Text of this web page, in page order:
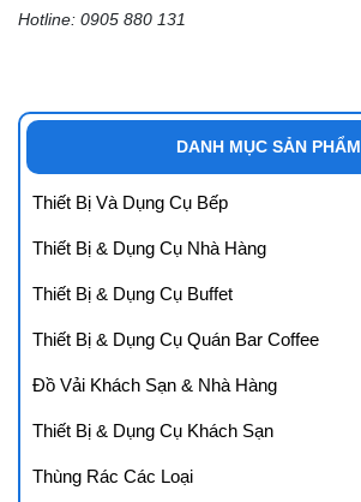
Hotline: 0905 880 131
DANH MỤC SẢN PHẨM
Thiết Bị Và Dụng Cụ Bếp
Thiết Bị & Dụng Cụ Nhà Hàng
Thiết Bị & Dụng Cụ Buffet
Thiết Bị & Dụng Cụ Quán Bar Coffee
Đồ Vải Khách Sạn & Nhà Hàng
Thiết Bị & Dụng Cụ Khách Sạn
Thùng Rác Các Loại